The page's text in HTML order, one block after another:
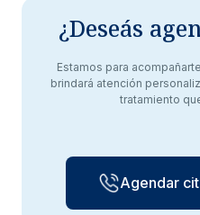
¿Deseás
Estamos para
brindará atención
tratamiento
Agendar